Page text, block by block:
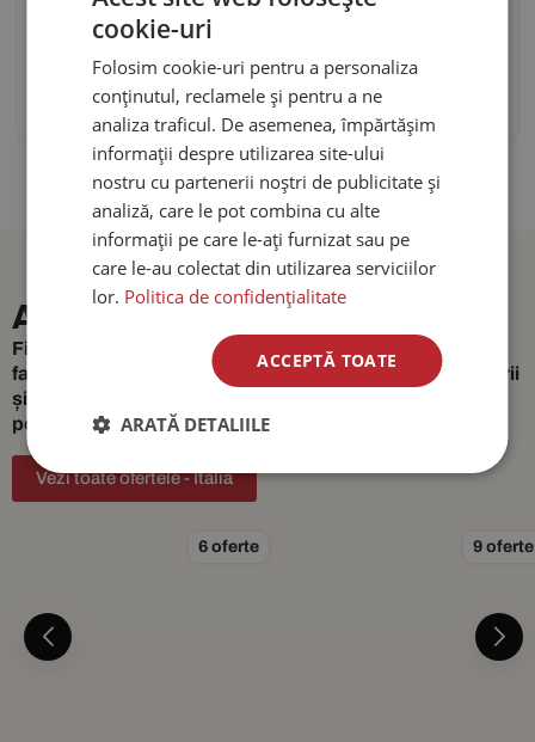
1.770€/ pers.
Vezi detalii Cere ofertă
Alte destinatii dinItalia
Fie că planifici o lună de miere de vis, o vacanță cu
familia, o aventură solo sau o escapadă dedicată relaxării
și naturii, avem opțiuni pentru fiecare stil de călătorie și
pentru fiecare vis.
Vezi toate ofertele - Italia
6 oferte 9 oferte
cookie-uri
Folosim cookie-uri pentru a personaliza
conținutul, reclamele și pentru a ne
analiza traficul. De asemenea, împărtășim
informații despre utilizarea site-ului
nostru cu partenerii noștri de publicitate și
analiză, care le pot combina cu alte
informații pe care le-ați furnizat sau pe
care le-au colectat din utilizarea serviciilor
lor. Politica de confidențialitate
ACCEPTĂ TOATE
ARATĂ DETALIILE